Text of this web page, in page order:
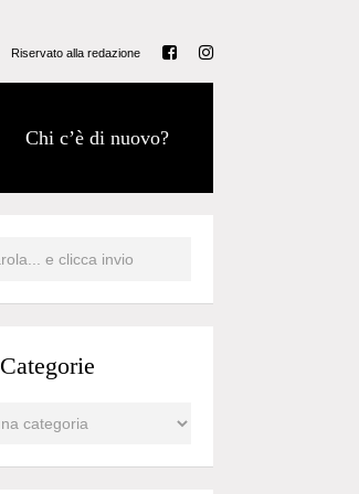
Riservato alla redazione
Chi c’è di nuovo?
Categorie